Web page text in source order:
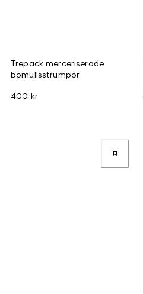
Trepack merceriserade
bomullsstrumpor
400 kr